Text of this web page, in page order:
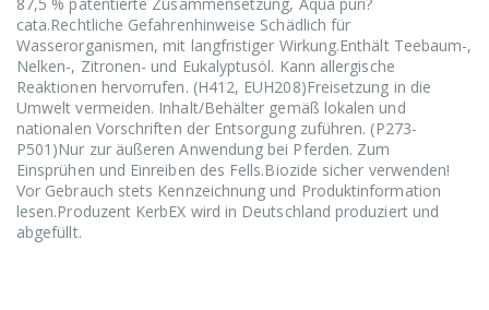
cata.Rechtliche Gefahrenhinweise Schädlich für
Wasserorganismen, mit langfristiger Wirkung.Enthält Teebaum-,
Nelken-, Zitronen- und Eukalyptusöl. Kann allergische
Reaktionen hervorrufen. (H412, EUH208)Freisetzung in die
Umwelt vermeiden. Inhalt/Behälter gemäß lokalen und
nationalen Vorschriften der Entsorgung zuführen. (P273-
P501)Nur zur äußeren Anwendung bei Pferden. Zum
Einsprühen und Einreiben des Fells.Biozide sicher verwenden!
Vor Gebrauch stets Kennzeichnung und Produktinformation
lesen.Produzent KerbEX wird in Deutschland produziert und
abgefüllt.